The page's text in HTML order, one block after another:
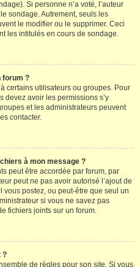
Si personne n’a voté, l’auteur
sondage. Autrement, seuls les
le modifier ou le supprimer. Ceci
les intitulés en cours de sondage.
forum ?
certains utilisateurs ou groupes. Pour
devez avoir les permissions s’y
et les administrateurs peuvent
contacter.
à mon message ?
peut être accordée par forum, par
peut ne pas avoir autorisé l’ajout de
postez, ou peut-être que seul un
si vous ne savez pas
fichiers joints sur un forum.
?
de règles pour son site. Si vous